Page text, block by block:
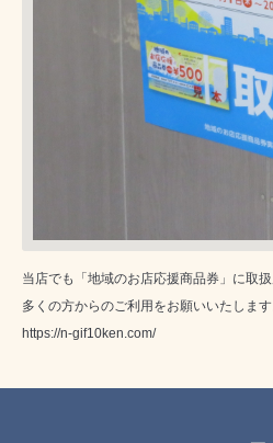
当店でも「地域のお店応援商品券」に取
多くの方からのご利用をお願いいたします
https://n-gif10ken.com/